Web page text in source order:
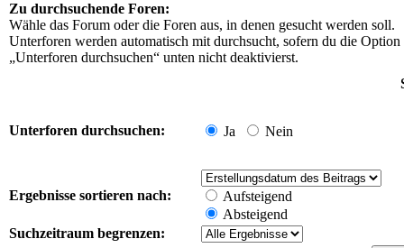
Zu durchsuchende Foren:
Wähle das Forum oder die Foren aus, in denen gesucht werden soll.
Unterforen werden automatisch mit durchsucht, sofern du die Option
„Unterforen durchsuchen“ unten nicht deaktivierst.
Unterforen durchsuchen: Ja Nein
Ergebnisse sortieren nach:
Aufsteigend
Absteigend
Suchzeitraum begrenzen: